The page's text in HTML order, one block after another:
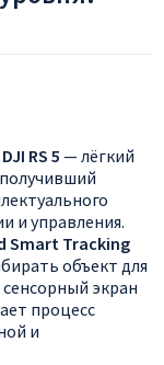
DJI RS 5 — лёгкий
и управления.
Smart Tracking
объект для
экран
процесс
и